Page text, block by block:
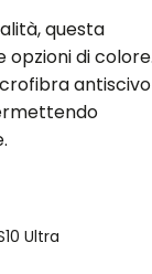
questa
opzioni di
Ultra